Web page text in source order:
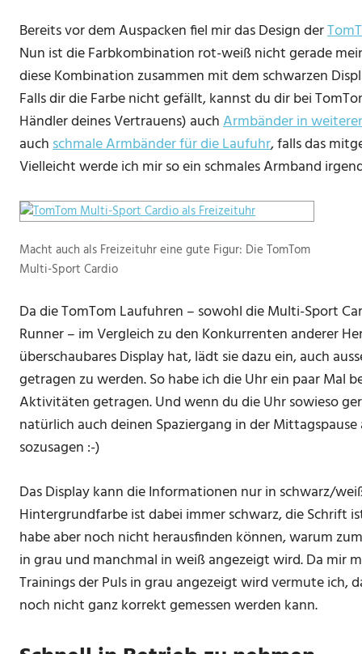
Bereits vor dem Auspacken fiel mir das Design der
Nun ist die Farbkombination rot-weiß nicht gerade
diese Kombination zusammen mit dem schwarzen
Falls dir die Farbe nicht gefällt, kannst du dir bei
Händler deines Vertrauens) auchArmbänder in
auchschmale Armbänder für die Laufuhr, falls das
Vielleicht werde ich mir so ein schmales Armband
Macht auch als Freizeituhr eine gute Figur: Die TomTom
Multi-Sport Cardio
Da die TomTom Laufuhren – sowohl die Multi-Sport
Runner – im Vergleich zu den Konkurrenten anderer
überschaubares Display hat, lädt sie dazu ein, auch
getragen zu werden. So habe ich die Uhr ein paar Mal
Aktivitäten getragen. Und wenn du die Uhr sowieso
natürlich auch deinen Spaziergang in der
sozusagen :-)
Das Display kann die Informationen nur in schwarz/
Hintergrundfarbe ist dabei immer schwarz, die Schrift
habe aber noch nicht herausfinden können, warum
in grau und manchmal in weiß angezeigt wird. Da mir
Trainings der Puls in grau angezeigt wird vermute ich,
noch nicht ganz korrekt gemessen werden kann.